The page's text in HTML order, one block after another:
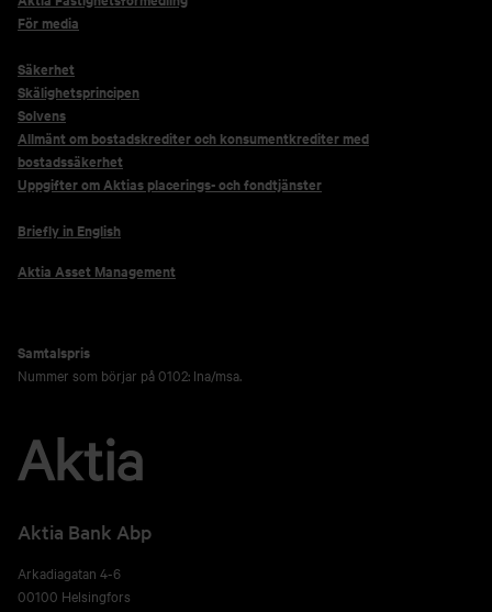
För media
Säkerhet
Skälighetsprincipen
Solvens
Allmänt om bostadskrediter och konsumentkrediter med
bostadssäkerhet
Uppgifter om Aktias placerings- och fondtjänster
Briefly in English
Aktia Asset Management
Samtalspris
Nummer som börjar på 0102: lna/msa.
Aktia Bank Abp
Arkadiagatan 4-6
00100 Helsingfors